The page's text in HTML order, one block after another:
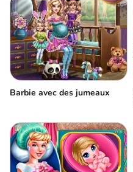
Barbie avec des jumeaux